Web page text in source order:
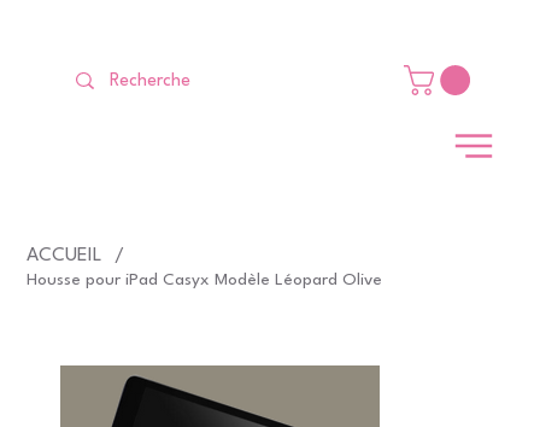
ACCUEIL /
Housse pour iPad Casyx Modèle Léopard Olive